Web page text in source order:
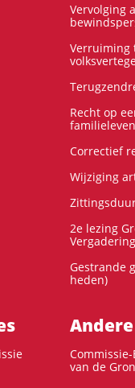
Vervolging
Verruiming
Recht op
Correctief
Wijziging
2e lezing
Gestrande
heden)
van de